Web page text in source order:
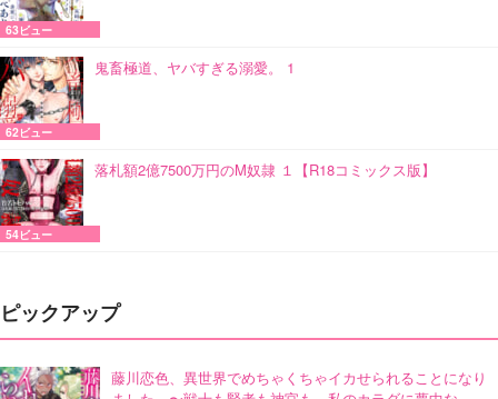
63ビュー
鬼畜極道、ヤバすぎる溺愛。 1
62ビュー
落札額2億7500万円のM奴隷 １【R18コミックス版】
54ビュー
ピックアップ
藤川恋色、異世界でめちゃくちゃイカせられることになり